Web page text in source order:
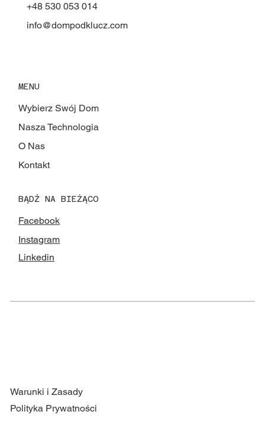
+48 530 053 014
info@dompodklucz.com
MENU
Wybierz Swój Dom
Nasza Technologia
O Nas
Kontakt
BĄDŹ NA BIEŻĄCO
Facebook
Instagram
Linkedin
Warunki i Zasady
Polityka Prywatności